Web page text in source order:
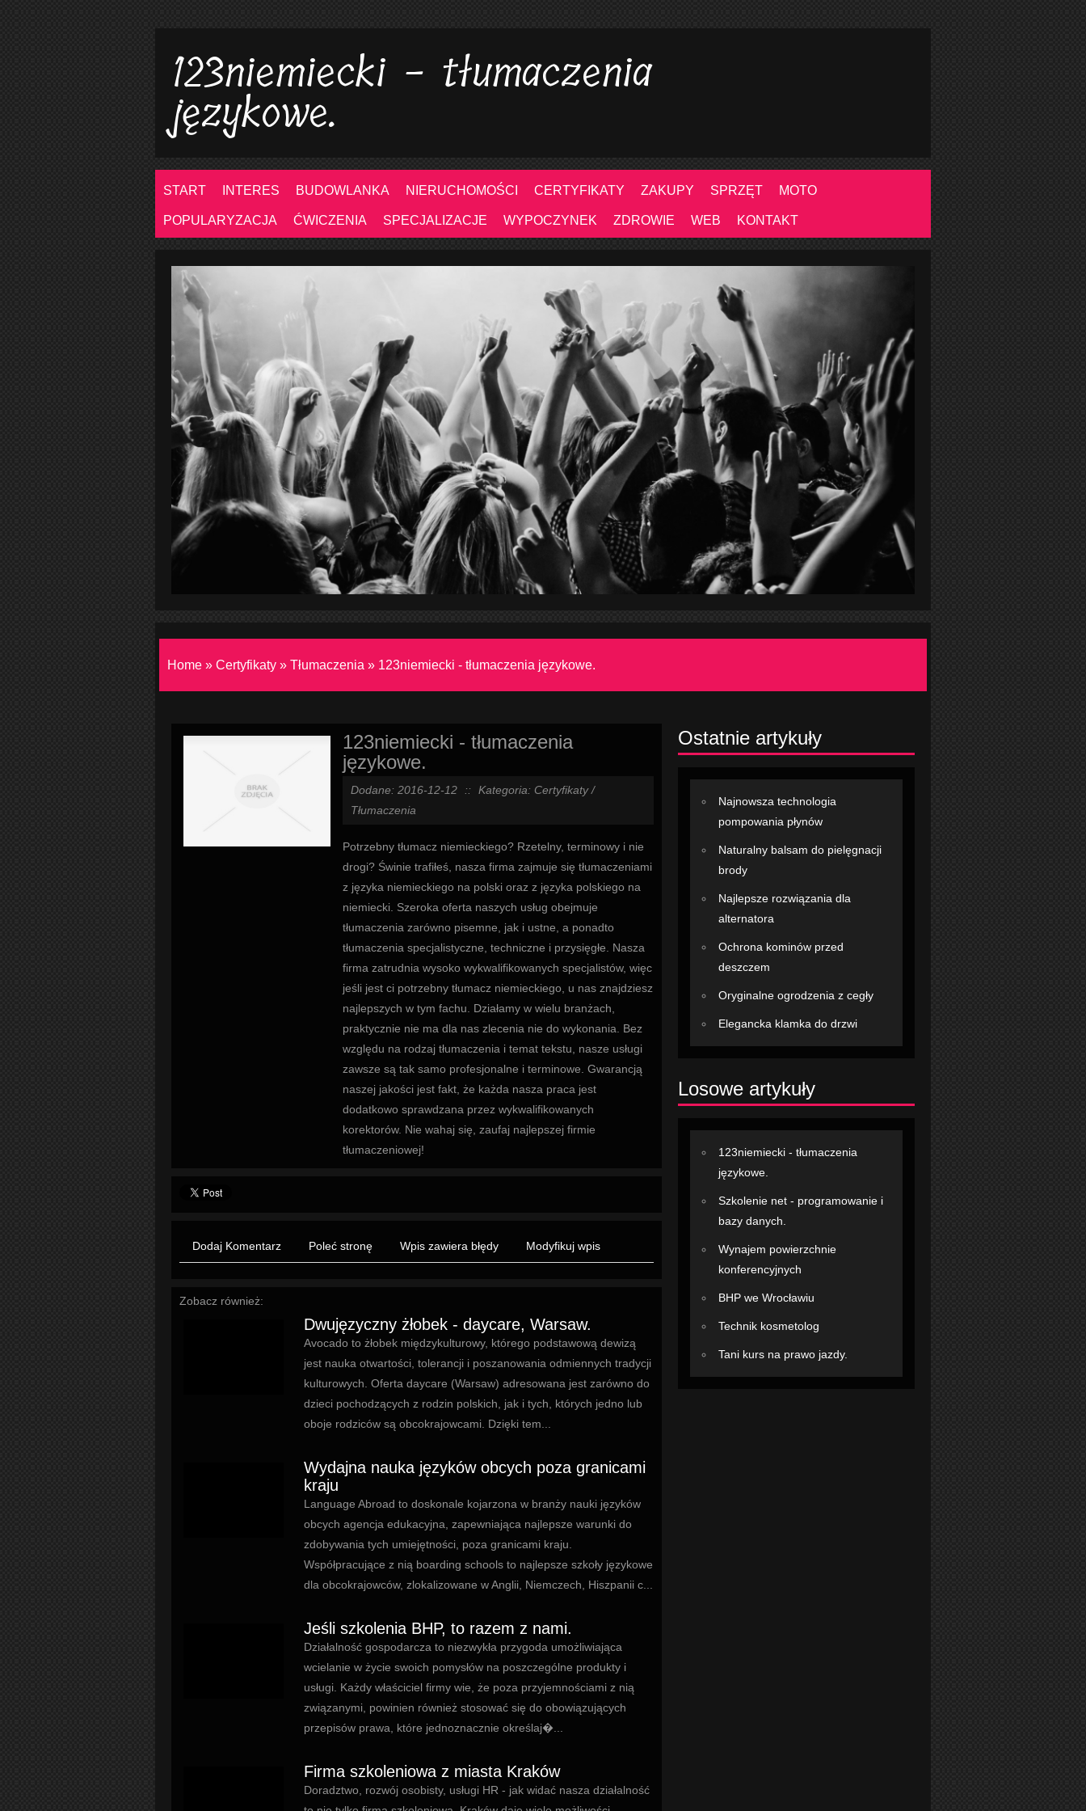
123niemiecki - tłumaczenia
językowe.
START INTERES BUDOWLANKA NIERUCHOMOŚCI CERTYFIKATY ZAKUPY SPRZĘT MOTO
POPULARYZACJA ĆWICZENIA SPECJALIZACJE WYPOCZYNEK ZDROWIE WEB KONTAKT
Home » Certyfikaty » Tłumaczenia » 123niemiecki - tłumaczenia językowe.
123niemiecki - tłumaczenia
językowe.
Dodane: 2016-12-12 ::
Kategoria: Certyfikaty /
Tłumaczenia
Potrzebny tłumacz niemieckiego? Rzetelny, terminowy i nie
drogi? Świnie trafiłeś, nasza firma zajmuje się tłumaczeniami
z języka niemieckiego na polski oraz z języka polskiego na
niemiecki. Szeroka oferta naszych usług obejmuje
tłumaczenia zarówno pisemne, jak i ustne, a ponadto
tłumaczenia specjalistyczne, techniczne i przysięgłe. Nasza
firma zatrudnia wysoko wykwalifikowanych specjalistów, więc
jeśli jest ci potrzebny tłumacz niemieckiego, u nas znajdziesz
najlepszych w tym fachu. Działamy w wielu branżach,
praktycznie nie ma dla nas zlecenia nie do wykonania. Bez
względu na rodzaj tłumaczenia i temat tekstu, nasze usługi
zawsze są tak samo profesjonalne i terminowe. Gwarancją
naszej jakości jest fakt, że każda nasza praca jest
dodatkowo sprawdzana przez wykwalifikowanych
korektorów. Nie wahaj się, zaufaj najlepszej firmie
tłumaczeniowej!
Dodaj Komentarz Poleć stronę Wpis zawiera błędy Modyfikuj wpis
Zobacz również:
Dwujęzyczny żłobek - daycare, Warsaw.
Avocado to żłobek międzykulturowy, którego podstawową dewizą
jest nauka otwartości, tolerancji i poszanowania odmiennych tradycji
kulturowych. Oferta daycare (Warsaw) adresowana jest zarówno do
dzieci pochodzących z rodzin polskich, jak i tych, których jedno lub
oboje rodziców są obcokrajowcami. Dzięki tem...
Wydajna nauka języków obcych poza granicami
kraju
Language Abroad to doskonale kojarzona w branży nauki języków
obcych agencja edukacyjna, zapewniająca najlepsze warunki do
zdobywania tych umiejętności, poza granicami kraju.
Współpracujące z nią boarding schools to najlepsze szkoły językowe
dla obcokrajowców, zlokalizowane w Anglii, Niemczech, Hiszpanii c...
Jeśli szkolenia BHP, to razem z nami.
Działalność gospodarcza to niezwykła przygoda umożliwiająca
wcielanie w życie swoich pomysłów na poszczególne produkty i
usługi. Każdy właściciel firmy wie, że poza przyjemnościami z nią
związanymi, powinien również stosować się do obowiązujących
przepisów prawa, które jednoznacznie określaj�...
Firma szkoleniowa z miasta Kraków
Doradztwo, rozwój osobisty, usługi HR - jak widać nasza działalność
Ostatnie artykuły
Najnowsza technologia
pompowania płynów
Naturalny balsam do pielęgnacji
brody
Najlepsze rozwiązania dla
alternatora
Ochrona kominów przed
deszczem
Oryginalne ogrodzenia z cegły
Elegancka klamka do drzwi
Losowe artykuły
123niemiecki - tłumaczenia
językowe.
Szkolenie net - programowanie i
bazy danych.
Wynajem powierzchnie
konferencyjnych
BHP we Wrocławiu
Technik kosmetolog
Tani kurs na prawo jazdy.